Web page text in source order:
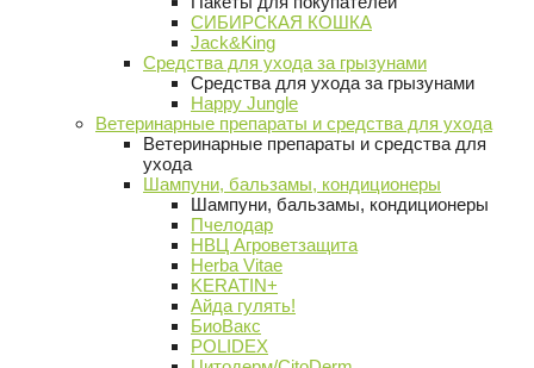
СИБИРСКАЯ КОШКА
Jack&King
Средства для ухода за грызунами
Средства для ухода за грызунами
Happy Jungle
Ветеринарные препараты и средства для ухода
Ветеринарные препараты и средства для
ухода
Шампуни, бальзамы, кондиционеры
Шампуни, бальзамы, кондиционеры
Пчелодар
НВЦ Агроветзащита
Herba Vitae
KERATIN+
Айда гулять!
БиоВакс
POLIDEX